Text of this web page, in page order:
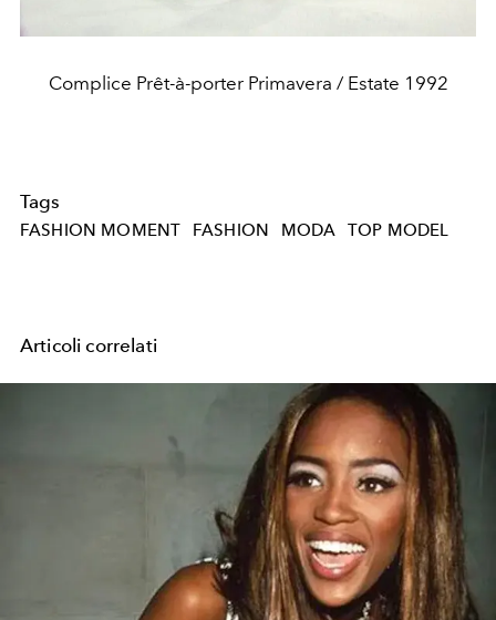
Complice Prêt-à-porter Primavera / Estate 1992
Tags
FASHION MOMENT FASHION MODA TOP MODEL
Articoli correlati